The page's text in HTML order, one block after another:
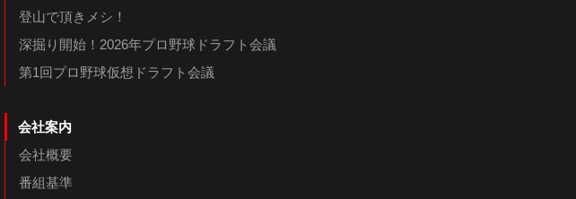
登山で頂きメシ！
深掘り開始！2026年プロ野球ドラフト会議
第1回プロ野球仮想ドラフト会議
会社案内
会社概要
番組基準